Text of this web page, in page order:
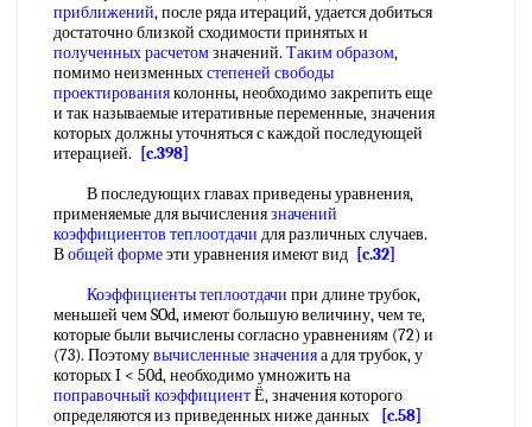
приближений, после ряда итераций, удается добиться
достаточно близкой сходимости принятых и
полученных расчетомзначений. Таким образом,
помимо неизменныхстепеней свободы
проектированияколонны, необходимо закрепить еще
и так называемые итеративные переменные, значения
которых должны уточняться с каждой последующей
итерацией.
[c.398]
В последующих главах приведены уравнения,
применяемые для вычислениязначений
коэффициентов теплоотдачи для различных случаев.
Вобщей формеэти уравнения имеют вид [c.32]
Коэффициенты теплоотдачи при длине трубок,
меньшей чем SOd, имеют большую величину, чем те,
которые были вычислены согласно уравнениям (72) и
(73). Поэтомувычисленные значенияа для трубок, у
которых I < 50d, необходимо умножить на
поправочный коэффициентЁ, значения которого
определяются из приведенных ниже данных
[c.58]